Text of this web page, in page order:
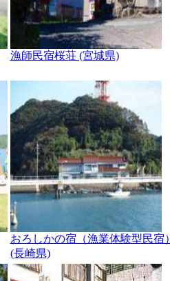
漁師民宿桜荘 (宮城県)
おろしかの宿（漁業体験型民宿）
(長崎県)